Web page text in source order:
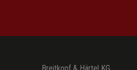
Breitkopf & Härtel KG